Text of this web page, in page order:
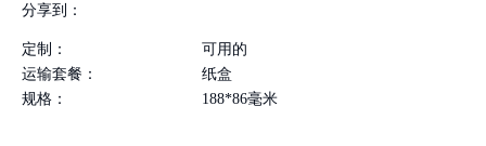
分享到：
定制：
可用的
运输套餐：
纸盒
规格：
188*86毫米